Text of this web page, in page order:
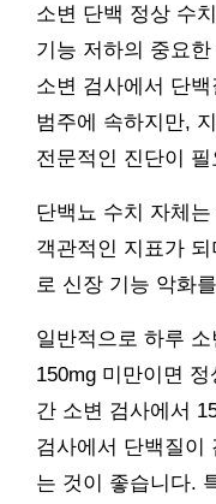
소변 단백 정상 수
기능 저하의 중요
소변 검사에서 단
범주에 속하지만,
전문적인 진단이
단백뇨 수치 자체
객관적인 지표가
로 신장 기능 악화
일반적으로 하루
150mg 미만이면
간 소변 검사에서
검사에서 단백질이
는 것이 좋습니다.